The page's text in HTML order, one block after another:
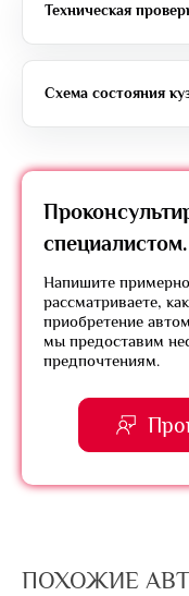
Техническая
Схема состояния
специалистом.
Напишите
рассматриваете,
приобретение
мы предоставим
предпочтениям.
ПОХОЖИЕ